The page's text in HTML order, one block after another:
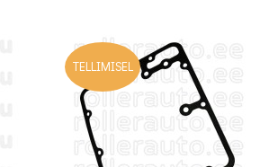
Lisa soovinimekirja
Lisa võrdlusesse
Kiirvaade
TELLIMISEL